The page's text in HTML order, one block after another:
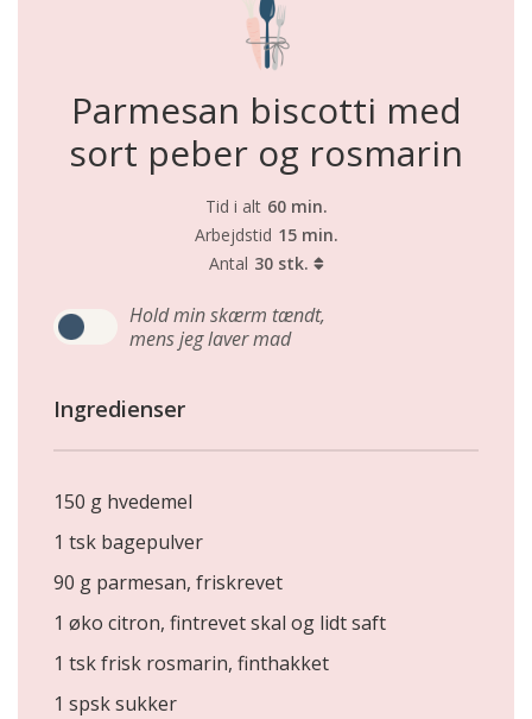
Parmesan biscotti med
sort peber og rosmarin
Tid i alt 60 min.
Arbejdstid 15 min.
Antal 30 stk.
Hold min skærm tændt,
mens jeg laver mad
Ingredienser
150 g hvedemel
1 tsk bagepulver
90 g parmesan, friskrevet
1 øko citron, fintrevet skal og lidt saft
1 tsk frisk rosmarin, finthakket
1 spsk sukker